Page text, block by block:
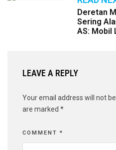
Deretan
Sering
AS: Mobil
LEAVE A REPLY
Your email address will not be
are marked *
COMMENT *